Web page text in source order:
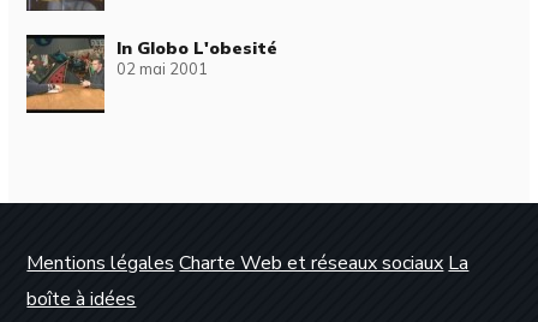
In Globo L'obesité
02 mai 2001
Mentions légales Charte Web et réseaux sociaux La
boîte à idées